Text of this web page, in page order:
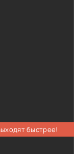
быстрее!